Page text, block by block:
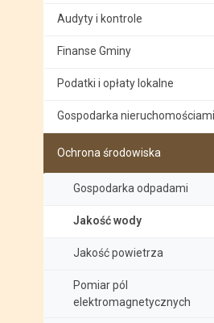
Audyty i kontrole
Finanse Gminy
Podatki i opłaty lokalne
Gospodarka nieruchomościami
Ochrona środowiska
Gospodarka odpadami
Jakość wody
Jakość powietrza
Pomiar pól
elektromagnetycznych